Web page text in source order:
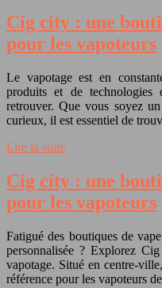
Cig city : une
pour les vapoteurs
Le vapotage est en
produits et de
retrouver. Que vous soyez
curieux, il est essentiel de
Lire la suite
Cig city : une
pour les vapoteurs
Fatigué des boutiques de
personnalisée ? Explorez
vapotage. Situé en centre-
référence pour les vapoteurs